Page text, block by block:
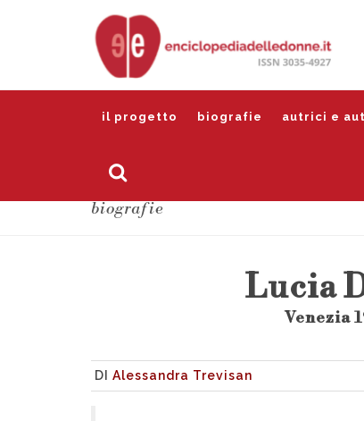
il progetto biografie autrici e
biografie
Lucia
Venezia
DI Alessandra Trevisan